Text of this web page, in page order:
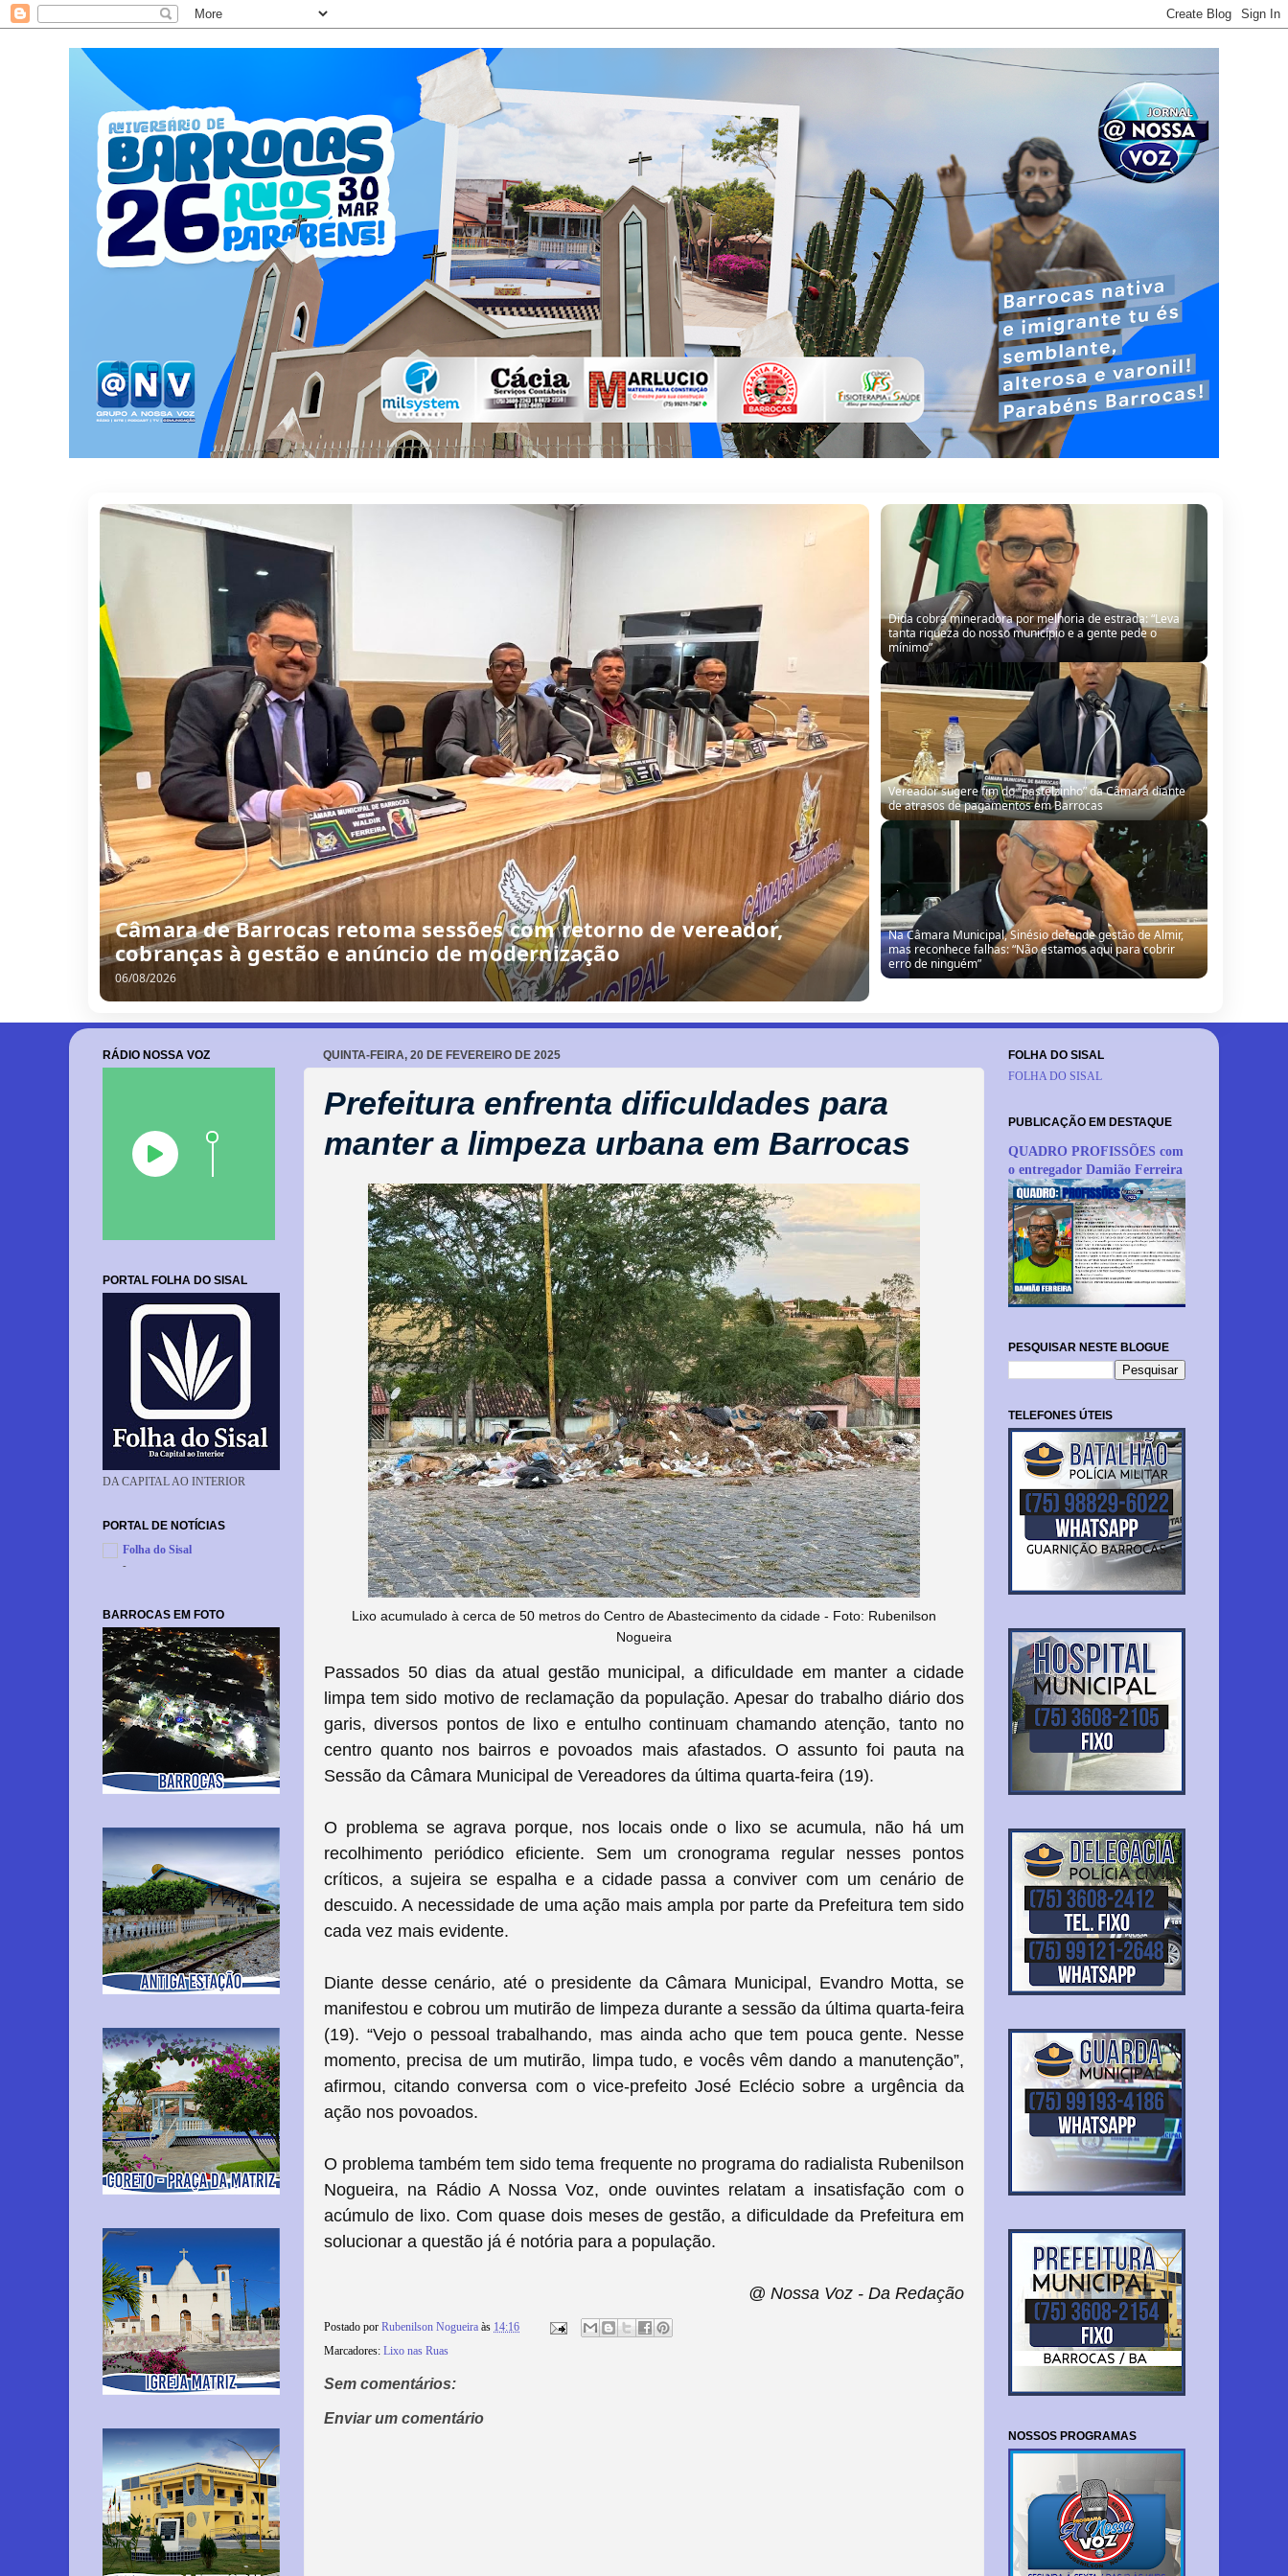
Dida cobra mineradora por melhoria de estrada: “Leva tanta riqueza
do nosso município e a gente pede o mínimo”
07/08/2026
Vereador sugere fim do “pastelzinho” da Câmara diante
de atrasos de pagamentos em Barrocas
Na Câmara Municipal, Sinésio defende gestão de Almir,
mas reconhece falhas: “Não estamos aqui para cobrir
erro de ninguém”
Câmara de Barrocas retoma sessões com retorno de
vereador, cobranças à gestão e anúncio de modernização
QUINTA-FEIRA, 20 DE FEVEREIRO DE 2025
Prefeitura enfrenta dificuldades para
manter a limpeza urbana em Barrocas
Lixo acumulado à cerca de 50 metros do Centro de Abastecimento da cidade - Foto: Rubenilson
Nogueira
Passados 50 dias da atual gestão municipal, a dificuldade em manter a cidade
limpa tem sido motivo de reclamação da população. Apesar do trabalho diário dos
garis, diversos pontos de lixo e entulho continuam chamando atenção, tanto no
centro quanto nos bairros e povoados mais afastados. O assunto foi pauta na
Sessão da Câmara Municipal de Vereadores da última quarta-feira (19).
O problema se agrava porque, nos locais onde o lixo se acumula, não há um
recolhimento periódico eficiente. Sem um cronograma regular nesses pontos
críticos, a sujeira se espalha e a cidade passa a conviver com um cenário de
descuido. A necessidade de uma ação mais ampla por parte da Prefeitura tem sido
cada vez mais evidente.
Diante desse cenário, até o presidente da Câmara Municipal, Evandro Motta, se
manifestou e cobrou um mutirão de limpeza durante a sessão da última quarta-feira
(19). “Vejo o pessoal trabalhando, mas ainda acho que tem pouca gente. Nesse
momento, precisa de um mutirão, limpa tudo, e vocês vêm dando a manutenção”,
afirmou, citando conversa com o vice-prefeito José Eclécio sobre a urgência da
ação nos povoados.
O problema também tem sido tema frequente no programa do radialista Rubenilson
Nogueira, na Rádio A Nossa Voz, onde ouvintes relatam a insatisfação com o
acúmulo de lixo. Com quase dois meses de gestão, a dificuldade da Prefeitura em
solucionar a questão já é notória para a população.
@ Nossa Voz - Da Redação
Postado por Rubenilson Nogueira às 14:16
Marcadores: Lixo nas Ruas
Sem comentários:
Enviar um comentário
RÁDIO NOSSA VOZ
PORTAL FOLHA DO SISAL
DA CAPITAL AO INTERIOR
PORTAL DE NOTÍCIAS
Folha do Sisal
-
BARROCAS EM FOTO
FOLHA DO SISAL
FOLHA DO SISAL
PUBLICAÇÃO EM DESTAQUE
QUADRO PROFISSÕES com
o entregador Damião Ferreira
PESQUISAR NESTE BLOGUE
TELEFONES ÚTEIS
NOSSOS PROGRAMAS